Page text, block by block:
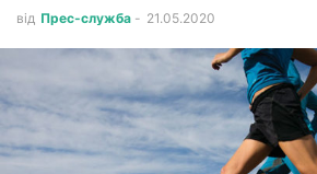
від Прес-служба - 21.05.2020